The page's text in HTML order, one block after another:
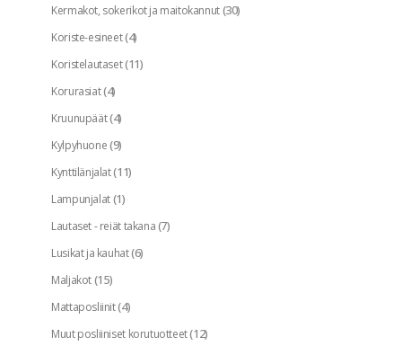
Kermakot, sokerikot ja maitokannut(30)
Koriste-esineet(4)
Koristelautaset(11)
Korurasiat(4)
Kruunupäät(4)
Kylpyhuone(9)
Kynttilänjalat(11)
Lampunjalat(1)
Lautaset - reiät takana(7)
Lusikat ja kauhat(6)
Maljakot(15)
Mattaposliinit(4)
Muut posliiniset korutuotteet(12)